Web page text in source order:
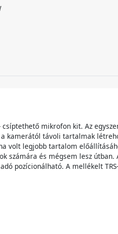
mikrofon kit. Az
kamerától távoli tartalmak
volt legjobb tartalom
és mégsem lesz útban.
pozícionálható. A mellékelt